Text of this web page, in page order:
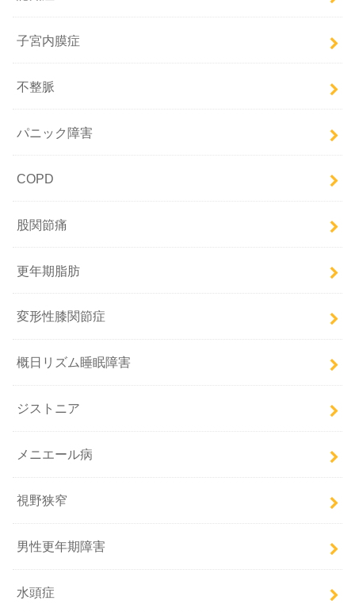
子宮内膜症
不整脈
パニック障害
COPD
股関節痛
更年期脂肪
変形性膝関節症
概日リズム睡眠障害
ジストニア
メニエール病
視野狭窄
男性更年期障害
水頭症